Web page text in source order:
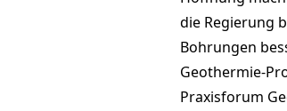
die Regierung
Bohrungen
Geothermie-
Praxisforum